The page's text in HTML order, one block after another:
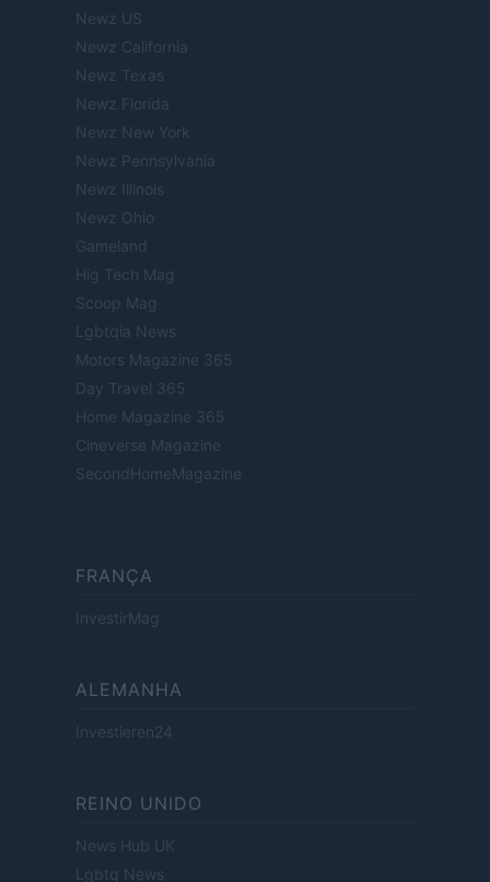
Newz US
Newz California
Newz Texas
Newz Florida
Newz New York
Newz Pennsylvania
Newz Illinois
Newz Ohio
Gameland
Hig Tech Mag
Scoop Mag
Lgbtqia News
Motors Magazine 365
Day Travel 365
Home Magazine 365
Cineverse Magazine
SecondHomeMagazine
FRANÇA
InvestirMag
ALEMANHA
Investieren24
REINO UNIDO
News Hub UK
Lgbtq News